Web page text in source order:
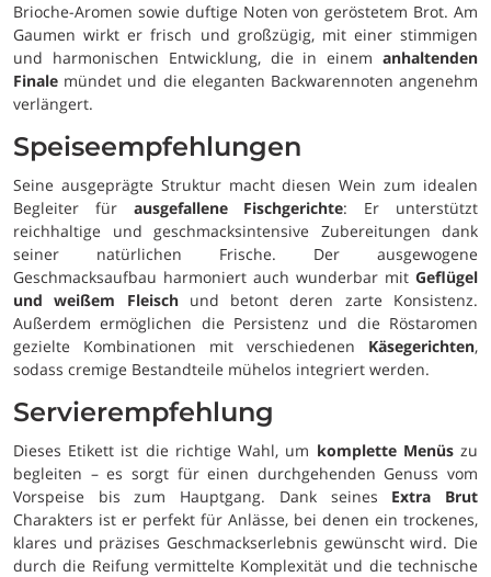
Brioche-Aromen sowie duftige Noten von geröstetem Brot. Am
Gaumen wirkt er frisch und großzügig, mit einer stimmigen
und harmonischen Entwicklung, die in einem anhaltenden
Finale mündet und die eleganten Backwarennoten angenehm
verlängert.
Speiseempfehlungen
Seine ausgeprägte Struktur macht diesen Wein zum idealen
Begleiter für ausgefallene Fischgerichte: Er unterstützt
reichhaltige und geschmacksintensive Zubereitungen dank
seiner natürlichen Frische. Der ausgewogene
Geschmacksaufbau harmoniert auch wunderbar mit Geflügel
und weißem Fleischund betont deren zarte Konsistenz.
Außerdem ermöglichen die Persistenz und die Röstaromen
gezielte Kombinationen mit verschiedenen Käsegerichten,
sodass cremige Bestandteile mühelos integriert werden.
Servierempfehlung
Dieses Etikett ist die richtige Wahl, um komplette Menüszu
begleiten – es sorgt für einen durchgehenden Genuss vom
Vorspeise bis zum Hauptgang. Dank seines Extra Brut
Charakters ist er perfekt für Anlässe, bei denen ein trockenes,
klares und präzises Geschmackserlebnis gewünscht wird. Die
durch die Reifung vermittelte Komplexität und die technische